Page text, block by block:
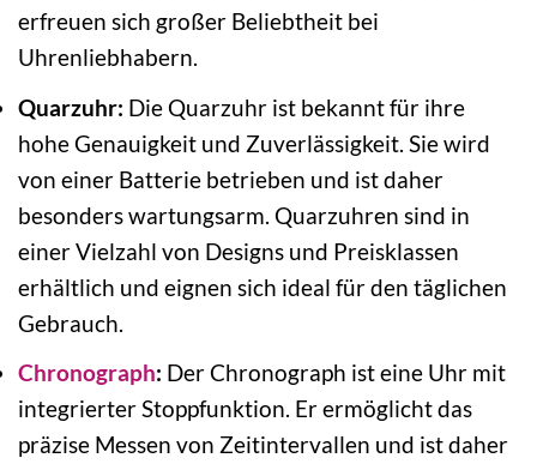
erfreuen sich großer Beliebtheit bei
Uhrenliebhabern.
Quarzuhr: Die Quarzuhr ist bekannt für ihre
hohe Genauigkeit und Zuverlässigkeit. Sie wird
von einer Batterie betrieben und ist daher
besonders wartungsarm. Quarzuhren sind in
einer Vielzahl von Designs und Preisklassen
erhältlich und eignen sich ideal für den täglichen
Gebrauch.
Chronograph: Der Chronograph ist eine Uhr mit
integrierter Stoppfunktion. Er ermöglicht das
präzise Messen von Zeitintervallen und ist daher